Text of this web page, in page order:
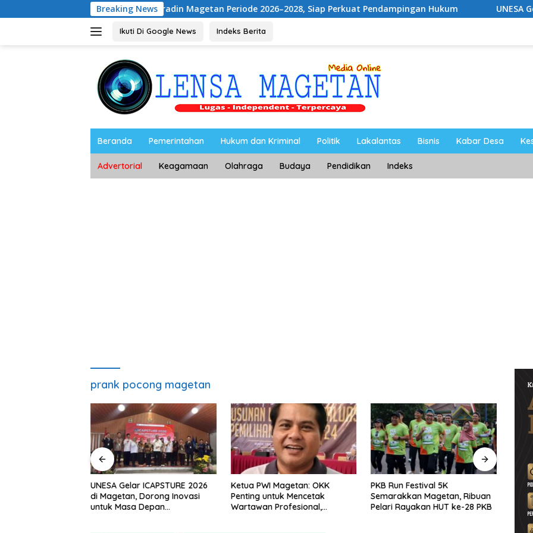
ke
Breaking News
Nahkodai BPC Peradin Magetan Periode 2026–2028, Siap Perkuat Pendampingan Hukum UNESA Gelar
Ikuti Di Google News Indeks Berita
Beranda Pemerintahan Hukum dan Kriminal Politik Lakalantas Bisnis Kabar Desa
Advertorial Keagamaan Olahraga Budaya Pendidikan Indeks
prank pocong magetan
UNESA Gelar ICAPSTURE 2026
di Magetan, Dorong Inovasi
untuk Masa Depan
Ketua PWI Magetan: OKK
Penting untuk Mencetak
Wartawan Profesional,
PKB Run Festival 5K
Semarakkan Magetan, Ribuan
Pelari Rayakan HUT ke-28 PKB